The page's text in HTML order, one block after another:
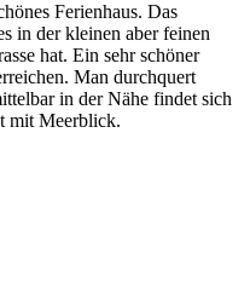
Ferienhaus. Das
in der kleinen aber feinen
hat. Ein sehr schöner
Man durchquert
in der Nähe findet sich
mit Meerblick.